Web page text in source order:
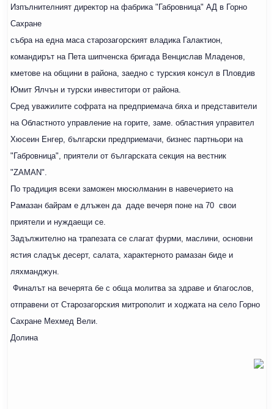
Изпълнителният директор на фабрика "Габровница" АД в Горно
Сахране
събра на една маса старозагорският владика Галактион,
командирът на Пета шипченска бригада Венцислав Младенов,
кметове на общини в района, заедно с турския консул в Пловдив
Юмит Ялчън и турски инвеститори от района.
Сред уважилите софрата на предприемача бяха и представители
на Областното управление на горите, заме. областния управител
Хюсеин Енгер, български предприемачи, бизнес партньори на
"Габровница", приятели от българската секция на вестник
"ZAMAN".
По традиция всеки заможен мюсюлманин в навечерието на
Рамазан байрам е длъжен да даде вечеря поне на 70 свои
приятели и нуждаещи се.
Задължително на трапезата се слагат фурми, маслини, основни
ястия сладък десерт, салата, характерното рамазан биде и
ляхманджун.
Финалът на вечерята бе с обща молитва за здраве и благослов,
отправени от Старозагорския митрополит и ходжата на село Горно
Сахране Мехмед Вели.
Долина